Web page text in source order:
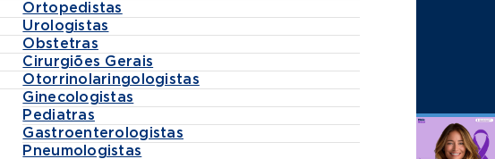
Ortopedistas
Urologistas
Obstetras
Cirurgiões Gerais
Otorrinolaringologistas
Ginecologistas
Pediatras
Gastroenterologistas
Pneumologistas
Agende